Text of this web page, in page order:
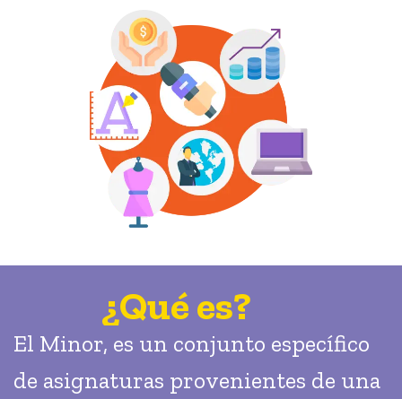
¿Qué es?
El Minor, es un conjunto específico
de asignaturas provenientes de una